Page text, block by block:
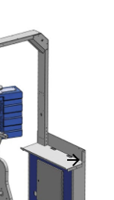
Weiter
arrow_forward